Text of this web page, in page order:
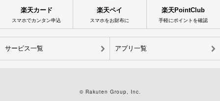
楽天カード
スマホでカンタン申込
楽天ペイ
スマホをお財布に
楽天PointClub
手軽にポイントを確認
サービス一覧 アプリ一覧
© Rakuten Group, Inc.